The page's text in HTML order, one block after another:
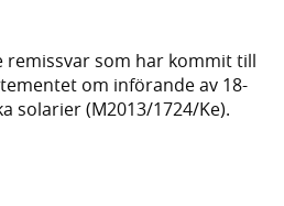
remissvar som har kommit till
om införande av 18-
solarier (M2013/1724/Ke).